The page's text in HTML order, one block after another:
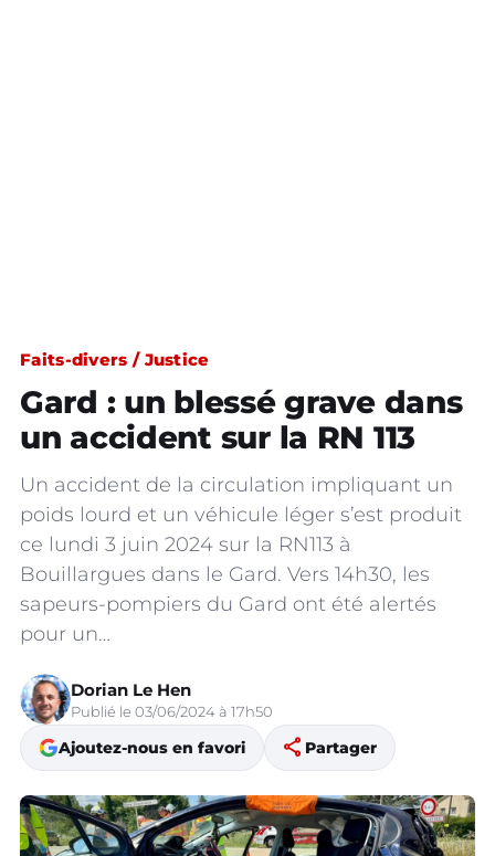
Faits-divers / Justice
Gard : un blessé grave dans
un accident sur la RN 113
Un accident de la circulation impliquant un
poids lourd et un véhicule léger s’est produit
ce lundi 3 juin 2024 sur la RN113 à
Bouillargues dans le Gard. Vers 14h30, les
sapeurs-pompiers du Gard ont été alertés
pour un…
Dorian Le Hen
Publié le 03/06/2024 à 17h50
Ajoutez-nous en favori share Partager